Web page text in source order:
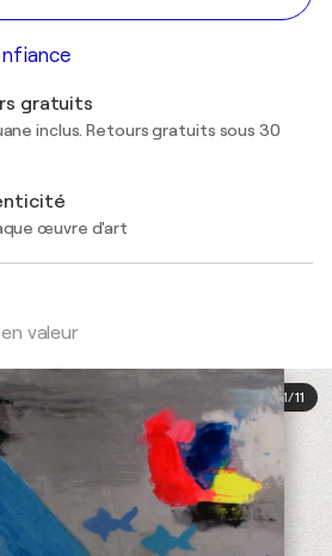
gratuits
inclus. Retours gratuits sous 30
œuvre d'art
valeur
1/11